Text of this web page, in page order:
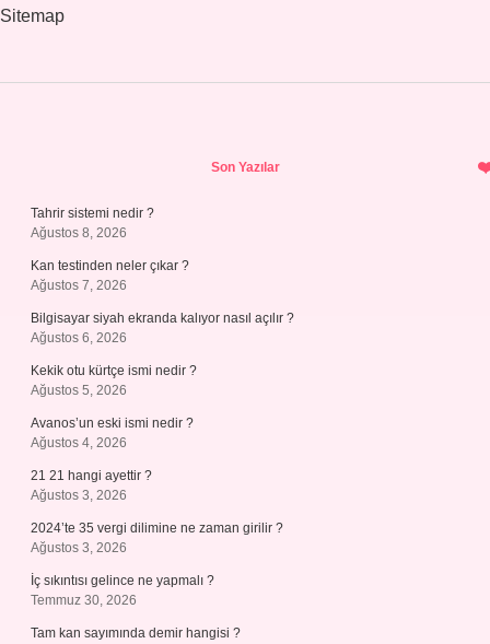
Sitemap
Son Yazılar
Tahrir sistemi nedir ?
Ağustos 8, 2026
Kan testinden neler çıkar ?
Ağustos 7, 2026
Bilgisayar siyah ekranda kalıyor nasıl açılır ?
Ağustos 6, 2026
Kekik otu kürtçe ismi nedir ?
Ağustos 5, 2026
Avanos’un eski ismi nedir ?
Ağustos 4, 2026
21 21 hangi ayettir ?
Ağustos 3, 2026
2024’te 35 vergi dilimine ne zaman girilir ?
Ağustos 3, 2026
İç sıkıntısı gelince ne yapmalı ?
Temmuz 30, 2026
Tam kan sayımında demir hangisi ?